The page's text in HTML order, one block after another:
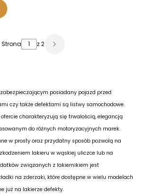
Strona z 2
posiadany pojazd przed
czy także defektami są listwy samochodowe.
charakteryzują się trwałością, elegancją
do różnych motoryzacyjnych marek.
w prosty oraz przydatny sposób pozwolą na
lakieru w wąskiej uliczce lub na
związanych z lakiernikiem jest
na zderzaki, które dostępne w wielu modelach
już na lakierze defekty.